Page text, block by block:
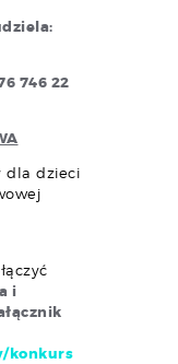
746 22
dla dzieci
i
konkurs